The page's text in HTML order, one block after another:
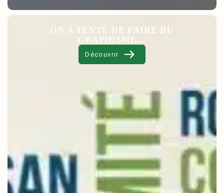
ON A TENTÉ DE FAIRE DU
GRAPHISME…
Découvrir